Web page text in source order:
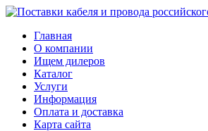
Главная
О компании
Ищем дилеров
Каталог
Услуги
Информация
Оплата и доставка
Карта сайта